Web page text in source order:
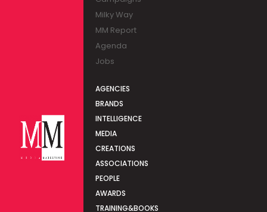
Milky Way
MM Report
Agenda
Jobs
AGENCIES
BRANDS
INTELLIGENCE
MEDIA
CREATIONS
ASSOCIATIONS
PEOPLE
AWARDS
TRAINING&BOOKS